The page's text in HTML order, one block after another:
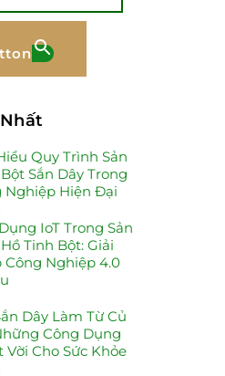
Quy Trình Sản
Sắn Dây Trong
Nghiệp Hiện Đại
IoT Trong Sản
Tinh Bột: Giải
Công Nghiệp 4.0
Dây Làm Từ Củ
Công Dụng
Vời Cho Sức Khỏe